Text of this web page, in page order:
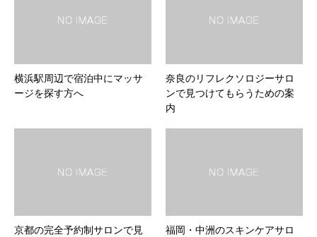
横浜駅周辺で宿泊中にマッサ
ージを探す方へ
奈良のリフレクソロジーサロ
ンで見つけてもらうための案
内
京都の完全予約制サロンで見
福岡・中洲のスキンケアサロ